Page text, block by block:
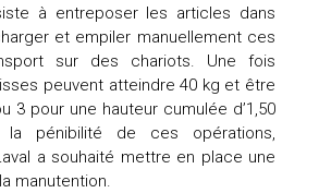
à entreposer les articles dans
et empiler manuellement ces
sur des chariots. Une fois
peuvent atteindre 40 kg et être
3 pour une hauteur cumulée d’1,50
pénibilité de ces opérations,
a souhaité mettre en place une
manutention.